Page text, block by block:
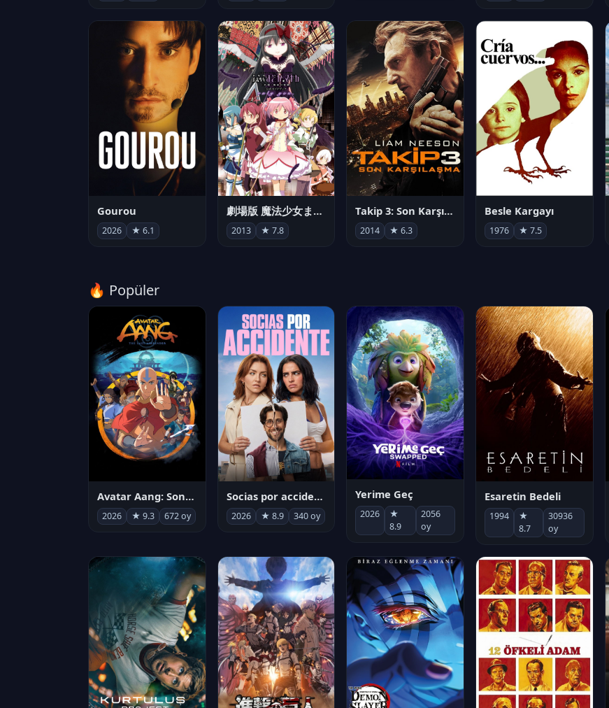
Gourou
2026 ★ 6.1
劇場版 魔法少女まどか☆マギカ[新編]叛逆の物語
2013 ★ 7.8
Takip 3: Son Karşılaşma
2014 ★ 6.3
Besle Kargayı
1976 ★ 7.5
🔥 Popüler
Avatar Aang: Son Havabükücü
2026 ★ 9.3 672 oy
Socias por accidente
2026 ★ 8.9 340 oy
Yerime Geç
2026
★
8.9
2056
oy
Esaretin Bedeli
1994
★
8.7
30936
oy